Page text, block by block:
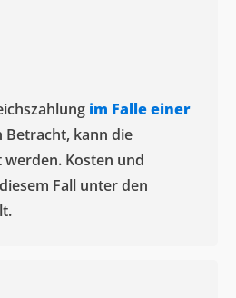
im Falle einer
Betracht, kann die
Kosten und
Fall unter den